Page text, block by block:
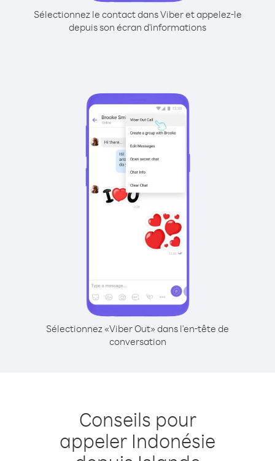
Sélectionnez le contact dans Viber et appelez-le
depuis son écran d'informations
Sélectionnez «Viber Out» dans l'en-tête de
conversation
Conseils pour
appeler Indonésie